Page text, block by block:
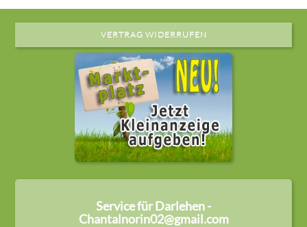
VERTRAG WIDERRUFEN
Service für Darlehen -
Chantalnorin02@gmail.com